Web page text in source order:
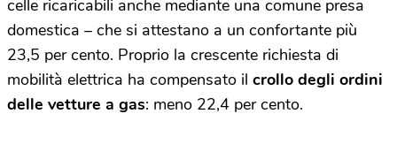
celle ricaricabili anche mediante una comune presa
domestica – che si attestano a un confortante più
23,5 per cento. Proprio la crescente richiesta di
mobilità elettrica ha compensato il crollo degli ordini
delle vetture a gas: meno 22,4 per cento.